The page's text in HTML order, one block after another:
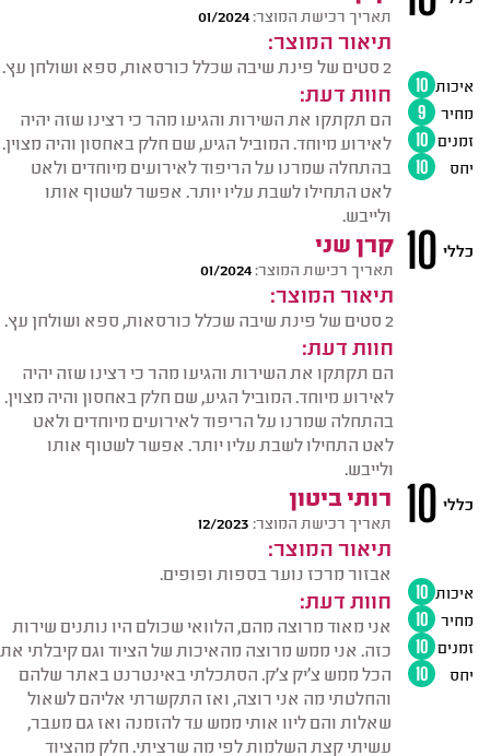
תאריך רכישת המוצר:01/2024
תיאור המוצר:
2 סטים של פינת שיבה שכלל כורסאות, ספא ושולחן עץ.
חוות דעת:
הם תקתקו את השירות והגיעו מהר כי רצינו שזה יהיה
לאירוע מיוחד. המוביל הגיע, שם חלק באחסון והיה מצוין.
בהתחלה שמרנו על הריפוד לאירועים מיוחדים ולאט
לאט התחילו לשבת עליו יותר. אפשר לשטוף אותו
ולייבש.
איכות 10
מחיר
9
זמנים 10
יחס
10
קרן שני
תאריך רכישת המוצר:01/2024
תיאור המוצר:
2 סטים של פינת שיבה שכלל כורסאות, ספא ושולחן עץ.
חוות דעת:
הם תקתקו את השירות והגיעו מהר כי רצינו שזה יהיה
לאירוע מיוחד. המוביל הגיע, שם חלק באחסון והיה מצוין.
בהתחלה שמרנו על הריפוד לאירועים מיוחדים ולאט
לאט התחילו לשבת עליו יותר. אפשר לשטוף אותו
ולייבש.
10 כללי
רותי ביטון
תאריך רכישת המוצר: 12/2023
תיאור המוצר:
אבזור מרכז נוער בספות ופופים.
חוות דעת:
אני מאוד מרוצה מהם, הלוואי שכולם היו נותנים שירות
כזה. אני ממש מרוצה מהאיכות של הציוד וגם קיבלתי את
הכל ממש צ'יק צ'ק. הסתכלתי באינטרנט באתר שלהם
והחלטתי מה אני רוצה, ואז התקשרתי אליהם לשאול
שאלות והם ליוו אותי ממש עד להזמנה ואז גם מעבר,
עשיתי קצת השלמות לפי מה שרציתי. חלק מהציוד
10 כללי
איכות 10
מחיר
10
זמנים 10
יחס
10